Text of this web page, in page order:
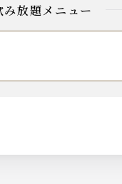
シス/オレンジ・ソーダ・
チ/オレンジ・ソーダ
ソフトドリンク
飲み放題メニュー